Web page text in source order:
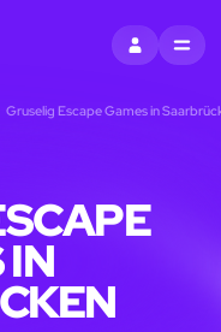
EINTRAGEN
MENU
Gruselig Escape Games in
IN